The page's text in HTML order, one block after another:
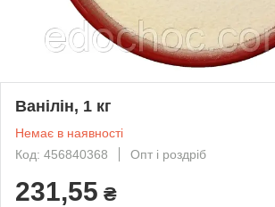
Ванілін, 1 кг
Немає в наявності
Код: 456840368
Опт і роздріб
231,55 ₴